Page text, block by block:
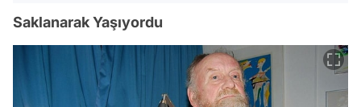
Saklanarak Yaşıyordu